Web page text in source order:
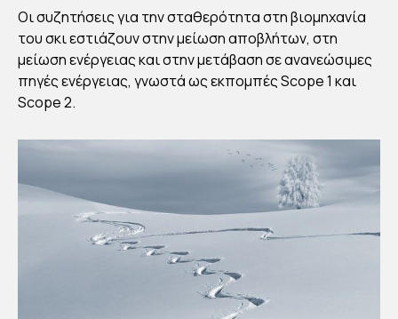
Οι συζητήσεις για την σταθερότητα στη βιομηχανία
του σκι εστιάζουν στην μείωση αποβλήτων, στη
μείωση ενέργειας και στην μετάβαση σε ανανεώσιμες
πηγές ενέργειας, γνωστά ως εκπομπές Scope 1 και
Scope 2.